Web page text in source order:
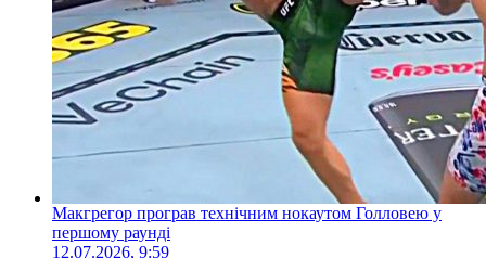
Макгрегор програв технічним нокаутом Голловею у
першому раунді
12.07.2026, 9:59